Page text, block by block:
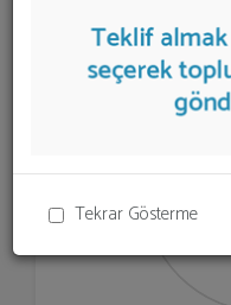
Tekrar Gösterme